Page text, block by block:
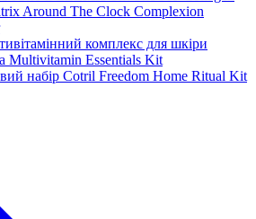
Around The Clock Complexion
комплекс для шкіри
Multivitamin Essentials Kit
набір Cotril Freedom Home Ritual Kit